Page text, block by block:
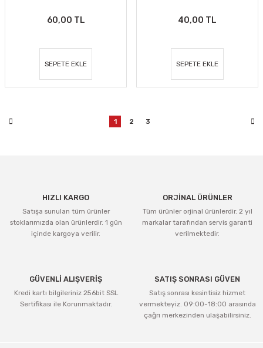
60,00 TL
SEPETE EKLE
40,00 TL
SEPETE EKLE
1 2 3
HIZLI KARGO
Satışa sunulan tüm ürünler
stoklarımızda olan ürünlerdir. 1 gün
içinde kargoya verilir.
ORJİNAL ÜRÜNLER
Tüm ürünler orjinal ürünlerdir. 2 yıl
markalar tarafından servis garanti
verilmektedir.
GÜVENLİ ALIŞVERİŞ
Kredi kartı bilgileriniz 256bit SSL
Sertifikası ile Korunmaktadır.
SATIŞ SONRASI GÜVEN
Satış sonrası kesintisiz hizmet
vermekteyiz. 09:00-18:00 arasında
çağrı merkezinden ulaşabilirsiniz.